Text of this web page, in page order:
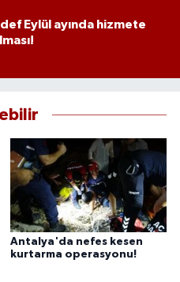
Eylül ayında hizmete
Antalya'da nefes kesen
kurtarma operasyonu!